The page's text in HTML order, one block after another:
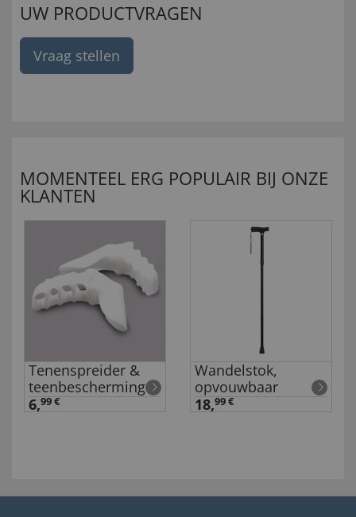
UW PRODUCTVRAGEN
Vraag stellen
MOMENTEEL ERG POPULAIR BIJ ONZE
KLANTEN
Tenenspreider &
teenbescherming
6,99 €
Wandelstok,
opvouwbaar
18,99 €